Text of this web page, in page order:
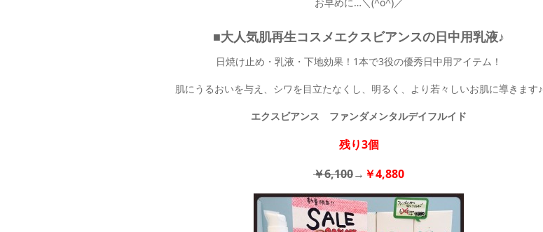
■大人気肌再生コスメエクスビアンスの日中用乳液♪
日焼け止め・乳液・下地効果！1本で3役の優秀日中用アイテム！
肌にうるおいを与え、シワを目立たなくし、明るく、より若々しいお肌に導きます♪
エクスビアンス ファンダメンタルデイフルイド
残り3個
￥6,100→ ￥4,880